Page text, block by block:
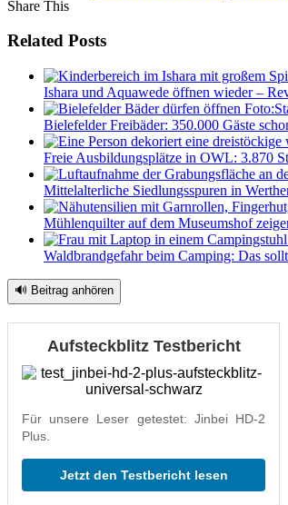
Share This
Related Posts
Ishara und Aquawede öffnen wieder –
Bielefelder Freibäder: 350.000 Gäste
Freie Ausbildungsplätze in OWL: 3.870
Mittelalterliche Siedlungsspuren in
Mühlenquilter auf dem Museumshof
Waldbrandgefahr beim Camping: Das
🔊 Beitrag anhören
Aufsteckblitz Testbericht
Für unsere Leser getestet: Jinbei HD-2
Plus.
Jetzt den Testbericht lesen